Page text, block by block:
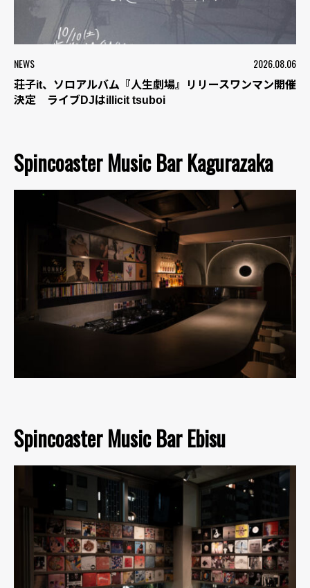
NEWS 2026.08.06
荘子it、ソロアルバム『人生劇場』リリースワンマン開催
決定 ライブDJはillicit tsuboi
Spincoaster Music Bar Kagurazaka
Spincoaster Music Bar Ebisu